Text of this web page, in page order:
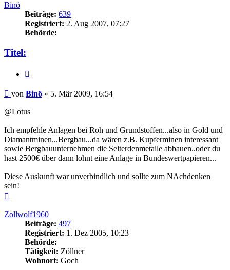
Binö
Beiträge: 639
Registriert: 2. Aug 2007, 07:27
Behörde:
Titel:
Beitrag
von Binö » 5. Mär 2009, 16:54
@Lotus
Ich empfehle Anlagen bei Roh und Grundstoffen...also in Gold und
Diamantminen...Bergbau...da wären z.B. Kupferminen interessant
sowie Bergbauunternehmen die Selterdenmetalle abbauen..oder du
hast 2500€ über dann lohnt eine Anlage in Bundeswertpapieren...
Diese Auskunft war unverbindlich und sollte zum NAchdenken
sein!
Zollwolf1960
Beiträge: 497
Registriert: 1. Dez 2005, 10:23
Behörde:
Tätigkeit: Zöllner
Wohnort: Goch